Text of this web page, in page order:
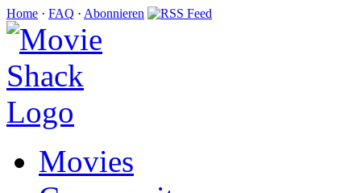
Home · FAQ · Abonnieren
Movies